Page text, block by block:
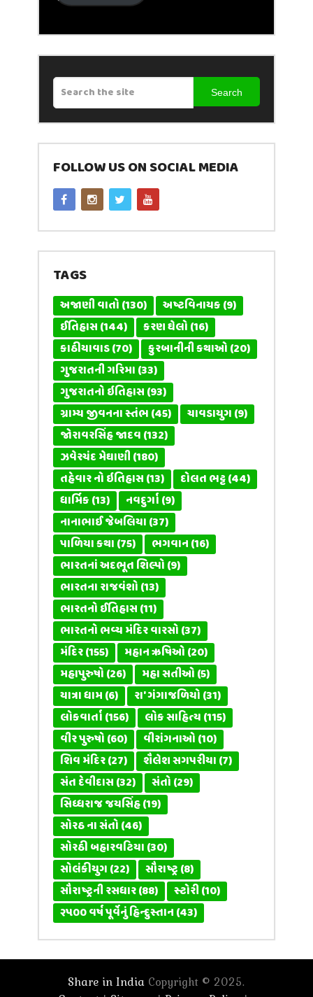
Search
FOLLOW US ON SOCIAL MEDIA
TAGS
અજાણી વાતો(130) અષ્ટવિનાયક(9)
ઈતિહાસ(144) કરણ ઘેલો(16)
કાઠીયાવાડ(70) કુરબાનીની કથાઓ(20)
ગુજરાતની ગરિમા(33)
ગુજરાતનો ઇતિહાસ(93)
ગ્રામ્ય જીવનના સ્તંભ(45) ચાવડાયુગ(9)
જોરાવરસિંહ જાદવ(132)
ઝવેરચંદ મેઘાણી(180)
તહેવાર નો ઇતિહાસ(13) દોલત ભટ્ટ(44)
ધાર્મિક(13) નવદુર્ગા(9)
નાનાભાઈ જેબલિયા(37)
પાળિયા કથા(75) ભગવાન(16)
ભારતનાં અદભૂત શિલ્પો(9)
ભારતના રાજવંશો(13)
ભારતનો ઈતિહાસ(11)
ભારતનો ભવ્ય મંદિર વારસો(37)
મંદિર(155) મહાન ઋષિઓ(20)
મહાપુરુષો(26) મહા સતીઓ(5)
યાત્રા ધામ(6) રા' ગંગાજળિયો(31)
લોકવાર્તા(156) લોક સાહિત્ય(115)
વીર પુરુષો(60) વીરાંગનાઓ(10)
શિવ મંદિર(27) શૈલેશ સગપરીયા(7)
સંત દેવીદાસ(32) સંતો(29)
સિધ્ધરાજ જયસિંહ(19)
સોરઠ ના સંતો(46)
સોરઠી બહારવટિયા(30)
સોલંકીયુગ(22) સૌરાષ્ટ્ર(8)
સૌરાષ્ટ્રની રસધાર(88) સ્ટોરી(10)
૨૫૦૦ વર્ષ પૂર્વેનું હિન્દુસ્તાન(43)
Share in India Copyright © 2025.